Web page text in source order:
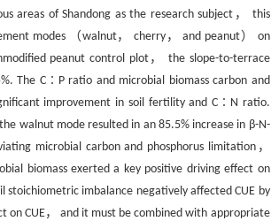
areas of Shandong as the research subject， this
modes （walnut， cherry， and peanut） on
peanut control plot， the slope-to-terrace
The C∶P ratio and microbial biomass carbon and
improvement in soil fertility and C∶N ratio.
walnut mode resulted in an 85.5% increase in β-N-
microbial carbon and phosphorus limitation，
biomass exerted a key positive driving effect on
imbalance negatively affected CUE by
on CUE， and it must be combined with appropriate